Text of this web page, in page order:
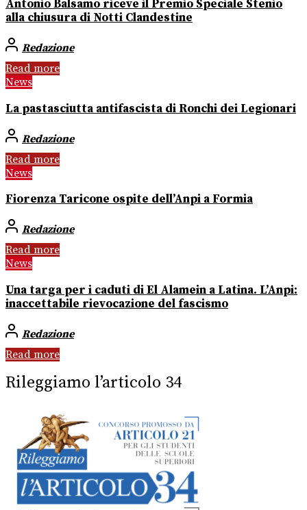
Antonio Balsamo riceve il Premio Speciale Stenio
alla chiusura di Notti Clandestine
Redazione
Read more
News
La pastasciutta antifascista di Ronchi dei Legionari
Redazione
Read more
News
Fiorenza Taricone ospite dell’Anpi a Formia
Redazione
Read more
News
Una targa per i caduti di El Alamein a Latina. L’Anpi:
inaccettabile rievocazione del fascismo
Redazione
Read more
Rileggiamo l’articolo 34